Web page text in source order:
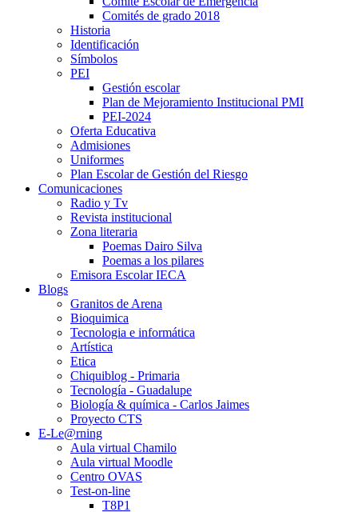
Comités de grado 2018
Historia
Identificación
Símbolos
PEI
Gestión escolar
Plan de Mejoramiento Institucional PMI
PEI-2024
Oferta Educativa
Admisiones
Uniformes
Plan Escolar de Gestión del Riesgo
Comunicaciones
Radio y Tv
Revista institucional
Zona literaria
Poemas Dairo Silva
Poemas a los pilares
Emisora Escolar IECA
Blogs
Granitos de Arena
Bioquimica
Tecnologia e informática
Artística
Etica
Chiquiblog - Primaria
Tecnología - Guadalupe
Biología & química - Carlos Jaimes
Proyecto CTS
E-Le@rning
Aula virtual Chamilo
Aula virtual Moodle
Centro OVAS
Test-on-line
T8P1